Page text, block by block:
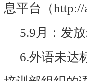
息平台（http://
5.9月：发
6.外语未达